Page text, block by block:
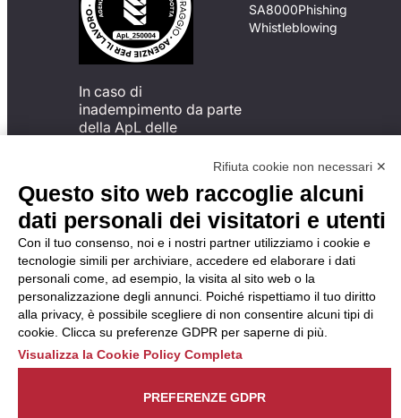
In caso di
inadempimento da parte
della ApL delle
del Codice di Condotta, è
possibile presentare un
reclamo
all’Organismo di
Monitoraggio utilizzando
una delle modalità
descritte al seguente
indirizzo web
https://odm-
agenzielavoro.it/reclami/ .
SA8000Phishing
Whistleblowing
Rifiuta cookie non necessari ✕
Questo sito web raccoglie alcuni
dati personali dei visitatori e utenti
Con il tuo consenso, noi e i nostri partner utilizziamo i cookie e
tecnologie simili per archiviare, accedere ed elaborare i dati
personali come, ad esempio, la visita al sito web o la
personalizzazione degli annunci. Poiché rispettiamo il tuo diritto
alla privacy, è possibile scegliere di non consentire alcuni tipi di
cookie. Clicca su preferenze GDPR per saperne di più.
Visualizza la Cookie Policy Completa
PREFERENZE GDPR